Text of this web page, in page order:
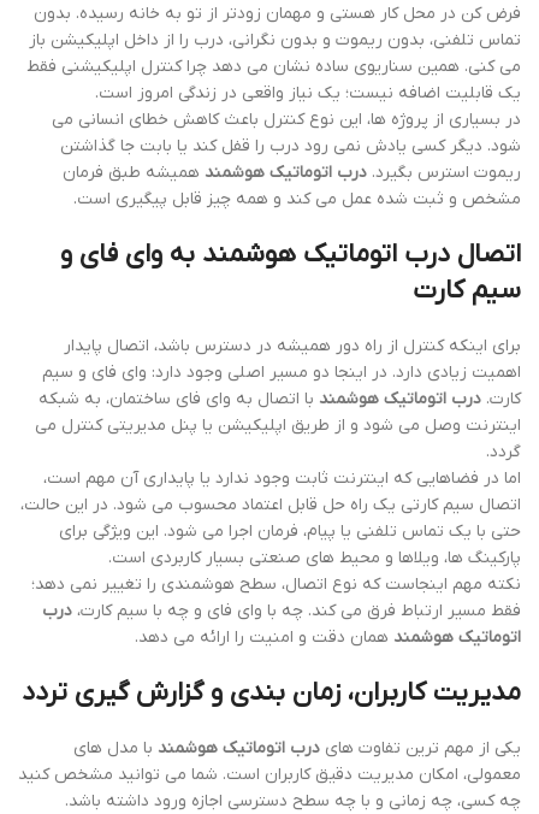
فرض کن در محل کار هستی و مهمان زودتر از تو به خانه رسیده. بدون
تماس تلفنی، بدون ریموت و بدون نگرانی، درب را از داخل اپلیکیشن باز
می کنی. همین سناریوی ساده نشان می دهد چرا کنترل اپلیکیشنی فقط
یک قابلیت اضافه نیست؛ یک نیاز واقعی در زندگی امروز است.
در بسیاری از پروژه ها، این نوع کنترل باعث کاهش خطای انسانی می
شود. دیگر کسی یادش نمی رود درب را قفل کند یا بابت جا گذاشتن
ریموت استرس بگیرد. درب اتوماتیک هوشمند همیشه طبق فرمان
مشخص و ثبت شده عمل می کند و همه چیز قابل پیگیری است.
اتصال درب اتوماتیک هوشمند به وای فای و
سیم کارت
برای اینکه کنترل از راه دور همیشه در دسترس باشد، اتصال پایدار
اهمیت زیادی دارد. در اینجا دو مسیر اصلی وجود دارد: وای فای و سیم
کارت. درب اتوماتیک هوشمند با اتصال به وای فای ساختمان، به شبکه
اینترنت وصل می شود و از طریق اپلیکیشن یا پنل مدیریتی کنترل می
گردد.
اما در فضاهایی که اینترنت ثابت وجود ندارد یا پایداری آن مهم است،
اتصال سیم کارتی یک راه حل قابل اعتماد محسوب می شود. در این حالت،
حتی با یک تماس تلفنی یا پیام، فرمان اجرا می شود. این ویژگی برای
پارکینگ ها، ویلاها و محیط های صنعتی بسیار کاربردی است.
نکته مهم اینجاست که نوع اتصال، سطح هوشمندی را تغییر نمی دهد؛
فقط مسیر ارتباط فرق می کند. چه با وای فای و چه با سیم کارت، درب
اتوماتیک هوشمند همان دقت و امنیت را ارائه می دهد.
مدیریت کاربران، زمان بندی و گزارش گیری تردد
یکی از مهم ترین تفاوت های درب اتوماتیک هوشمند با مدل های
معمولی، امکان مدیریت دقیق کاربران است. شما می توانید مشخص کنید
چه کسی، چه زمانی و با چه سطح دسترسی اجازه ورود داشته باشد.